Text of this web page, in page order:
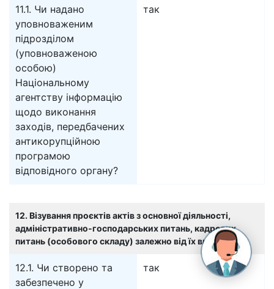
11.1. Чи надано
уповноваженим
підрозділом
(уповноваженою
особою)
Національному
агентству інформацію
щодо виконання
заходів, передбачених
антикорупційною
програмою
відповідного органу?
так
12. Візування проєктів актів з основної діяльності,
адміністративно-господарських питань, кадрових
питань (особового складу) залежно від їх видів
12.1. Чи створено та
забезпечено у
так